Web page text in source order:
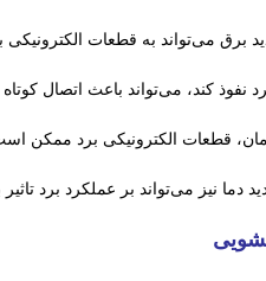
برق می‌تواند به قطعات الکترونیکی
نفوذ کند، می‌تواند باعث اتصال
قطعات الکترونیکی برد ممکن
دما نیز می‌تواند بر عملکرد برد تاثیر